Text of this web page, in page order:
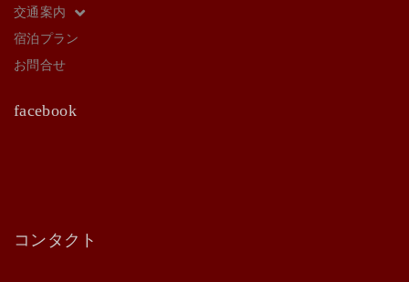
交通案内
宿泊プラン
お問合せ
facebook
コンタクト